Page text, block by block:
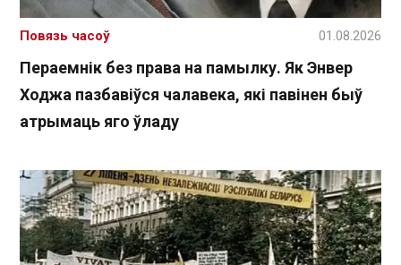
Пераемнік без права на памылку. Як Энвер
Ходжа пазбавіўся чалавека, які павінен быў
атрымаць яго ўладу
Повязь часоў 01.08.2026